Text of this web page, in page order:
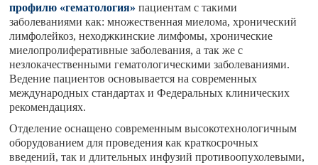
профилю «гематология» пациентам с такими
заболеваниями как: множественная миелома, хронический
лимфолейкоз, неходжкинские лимфомы, хронические
миелопролиферативные заболевания, а так же с
незлокачественными гематологическими заболеваниями.
Ведение пациентов основывается на современных
международных стандартах и Федеральных клинических
рекомендациях.
Отделение оснащено современным высокотехнологичным
оборудованием для проведения как краткосрочных
введений, так и длительных инфузий противоопухолевыми,